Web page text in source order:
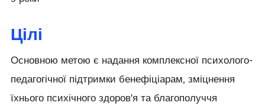
Цілі
Основною метою є надання комплексної психолого-
педагогічної підтримки бенефіціарам, зміцнення
їхнього психічного здоров'я та благополуччя